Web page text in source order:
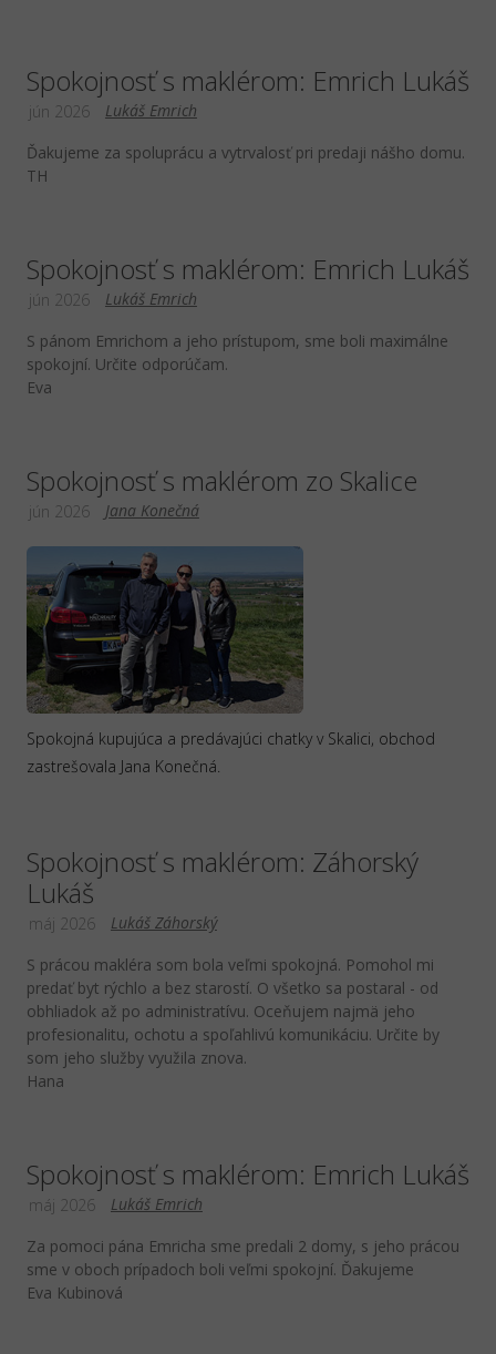
Spokojnosť s maklérom: Emrich Lukáš
Lukáš Emrich
jún 2026
Ďakujeme za spoluprácu a vytrvalosť pri predaji nášho domu.
TH
Spokojnosť s maklérom: Emrich Lukáš
Lukáš Emrich
jún 2026
S pánom Emrichom a jeho prístupom, sme boli maximálne
spokojní. Určite odporúčam.
Eva
Spokojnosť s maklérom zo Skalice
Jana Konečná
jún 2026
Spokojná kupujúca a predávajúci chatky v Skalici, obchod
zastrešovala Jana Konečná.
Spokojnosť s maklérom: Záhorský
Lukáš
Lukáš Záhorský
máj 2026
S prácou makléra som bola veľmi spokojná. Pomohol mi
predať byt rýchlo a bez starostí. O všetko sa postaral - od
obhliadok až po administratívu. Oceňujem najmä jeho
profesionalitu, ochotu a spoľahlivú komunikáciu. Určite by
som jeho služby využila znova.
Hana
Spokojnosť s maklérom: Emrich Lukáš
Lukáš Emrich
máj 2026
Za pomoci pána Emricha sme predali 2 domy, s jeho prácou
sme v oboch prípadoch boli veľmi spokojní. Ďakujeme
Eva Kubinová